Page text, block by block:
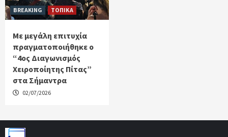
BREAKING ΤΟΠΙΚΑ
Με μεγάλη επιτυχία
πραγματοποιήθηκε ο
“4ος Διαγωνισμός
Χειροποίητης Πίτας”
στα Σήμαντρα
02/07/2026